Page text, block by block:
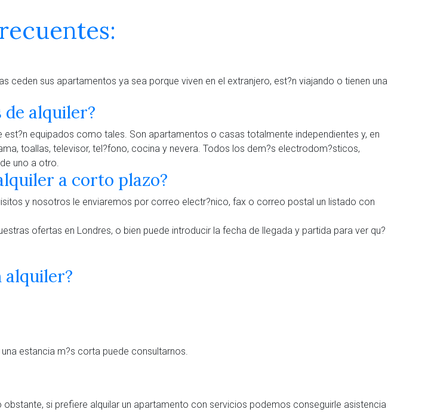
sus apartamentos ya sea porque viven en el extranjero, est?n viajando o tienen una
de alquiler?
equipados como tales. Son apartamentos o casas totalmente independientes y, en
toallas, televisor, tel?fono, cocina y nevera. Todos los dem?s electrodom?sticos,
uno a otro.
a corto plazo?
y nosotros le enviaremos por correo electr?nico, fax o correo postal un listado con
ofertas en Londres, o bien puede introducir la fecha de llegada y partida para ver qu?
alquiler?
estancia m?s corta puede consultarnos.
si prefiere alquilar un apartamento con servicios podemos conseguirle asistencia